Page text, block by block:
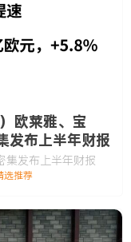
欧莱雅、宝
发布上半年财报
集发布上半年财报
选推荐